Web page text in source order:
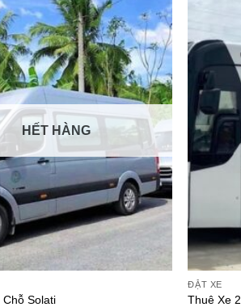
HẾT HÀNG
Solati
ĐẶT XE
Thuê Xe